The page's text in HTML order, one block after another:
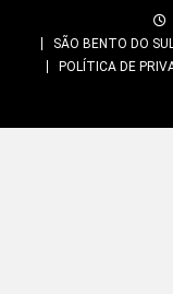
SÃO BENTO DO
POLÍTICA DE